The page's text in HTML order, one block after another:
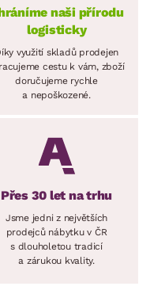
naši přírodu
logisticky
využití skladů prodejen
cestu k vám, zboží
doručujeme rychle
a nepoškozené.
Přes 30 let na trhu
Jsme jedni z největších
prodejců nábytku v ČR
s dlouholetou tradicí
a zárukou kvality.